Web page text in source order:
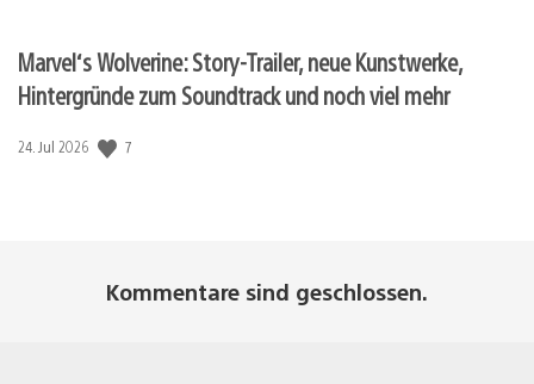
Marvel‘s Wolverine: Story-Trailer, neue Kunstwerke,
Hintergründe zum Soundtrack und noch viel mehr
Veröffentlichungsdatum:
24. Jul 2026 7
Kommentare sind geschlossen.